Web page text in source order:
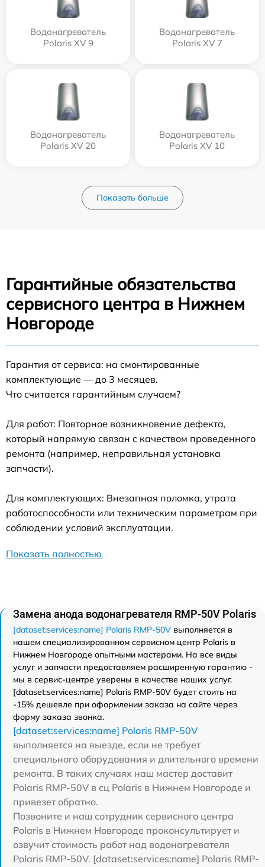
Водонагреватель
Polaris XV 9
Водонагреватель
Polaris XV 7
Водонагреватель
Polaris XV 20
Водонагреватель
Polaris XV 10
Показать больше
Гарантийные обязательства
сервисного центра в Нижнем
Новгороде
Гарантия от сервиса: на смонтированные
комплектующие — до 3 месяцев.
Что считается гарантийным случаем?
Для работ: Повторное возникновение дефекта,
который напрямую связан с качеством проведенного
ремонта (например, неправильная установка
запчасти).
Для комплектующих: Внезапная поломка, утрата
работоспособности или техническим параметрам при
соблюдении условий эксплуатации.
Показать полностью
Замена анода водонагревателя RMP-50V Polaris
[dataset:services:name] Polaris RMP-50V выполняется в
нашем специализированном сервисном центр Polaris в
Нижнем Новгороде опытными мастерами. На все виды
услуг и запчасти предоставляем расширенную гарантию -
мы в сервис-центре уверены в качестве наших услуг.
[dataset:services:name] Polaris RMP-50V будет стоить на
-15% дешевле при оформлении заказа на сайте через
форму заказа звонка.
[dataset:services:name] Polaris RMP-50V
выполняется на выезде, если не требует
специального оборудования и длительного времени
ремонта. В таких случаях наш мастер доставит
Polaris RMP-50V в сц Polaris в Нижнем Новгороде и
привезет обратно.
Позвоните и наш сотрудник сервисного центра
Polaris в Нижнем Новгороде проконсультирует и
озвучит стоимость работ над водонагревателя
Polaris RMP-50V. [dataset:services:name] Polaris RMP-